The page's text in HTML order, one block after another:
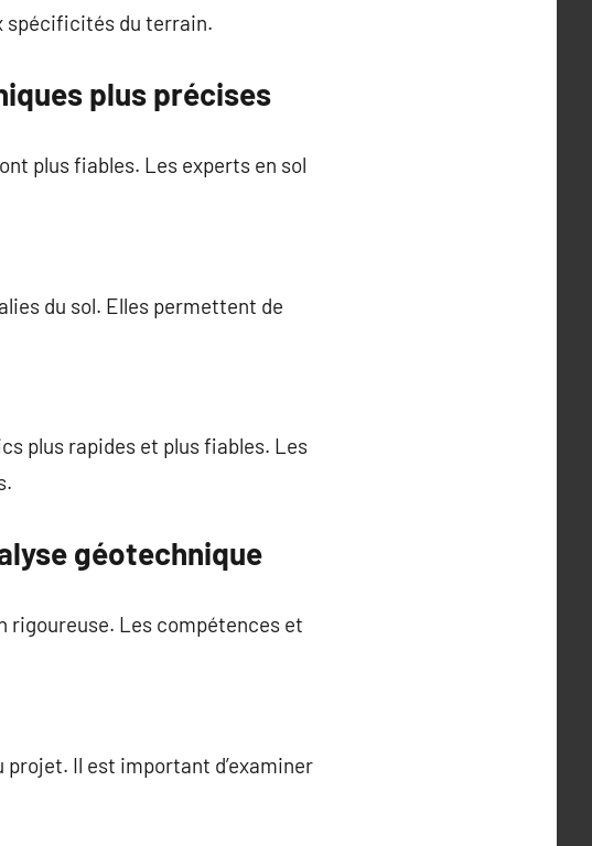
spécificités du terrain.
plus précises
plus fiables. Les experts en sol
du sol. Elles permettent de
plus rapides et plus fiables. Les
géotechnique
rigoureuse. Les compétences et
projet. Il est important d’examiner